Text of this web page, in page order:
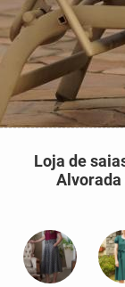
Loja de
Alvorada